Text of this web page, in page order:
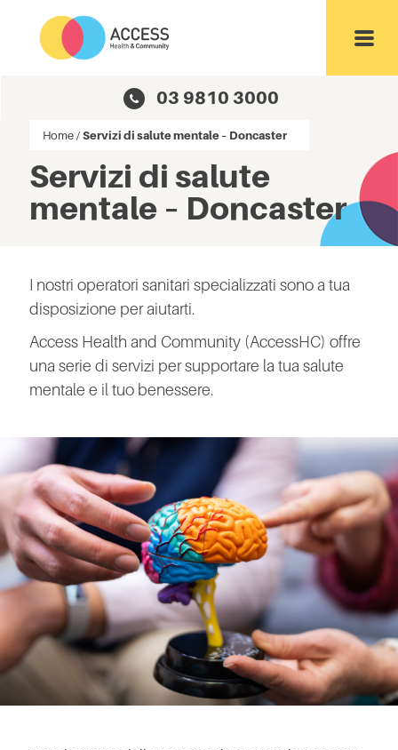
03 9810 3000
Home/Servizi di salute mentale – Doncaster
Servizi di salute
mentale – Doncaster
I nostri operatori sanitari specializzati sono a tua
disposizione per aiutarti.
Access Health and Community (AccessHC) offre
una serie di servizi per supportare la tua salute
mentale e il tuo benessere.